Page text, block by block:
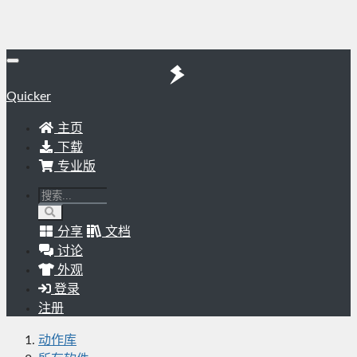
Quicker
主页
下载
专业版
分享
文档
讨论
外观
登录
注册
动作库